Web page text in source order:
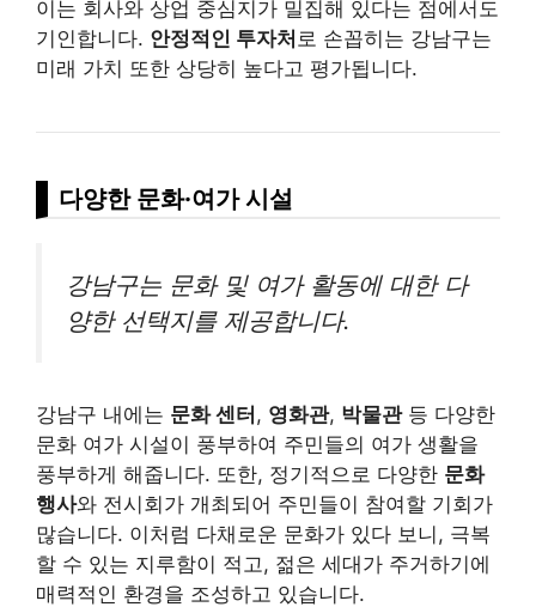
이는 회사와 상업 중심지가 밀집해 있다는 점에서도
기인합니다. 안정적인 투자처 로 손꼽히는 강남구는
미래 가치 또한 상당히 높다고 평가됩니다.
다양한 문화·여가 시설
강남구는 문화 및 여가 활동에 대한 다
양한 선택지를 제공합니다.
강남구 내에는 문화 센터, 영화관, 박물관등 다양한
문화 여가 시설이 풍부하여 주민들의 여가 생활을
풍부하게 해줍니다. 또한, 정기적으로 다양한 문화
행사와 전시회가 개최되어 주민들이 참여할 기회가
많습니다. 이처럼 다채로운 문화가 있다 보니, 극복
할 수 있는 지루함이 적고, 젊은 세대가 주거하기에
매력적인 환경을 조성하고 있습니다.